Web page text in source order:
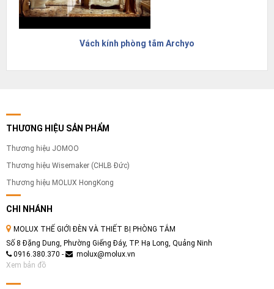
Vách kính phòng tắm Archyo
THƯƠNG HIỆU SẢN PHẨM
Thương hiệu JOMOO
Thương hiệu Wisemaker (CHLB Đức)
Thương hiệu MOLUX HongKong
CHI NHÁNH
MOLUX THẾ GIỚI ĐÈN VÀ THIẾT BỊ PHÒNG TẮM
Số 8 Đặng Dung, Phường Giếng Đáy, TP. Hạ Long, Quảng Ninh
0916.380.370 -
molux@molux.vn
Xem bản đồ